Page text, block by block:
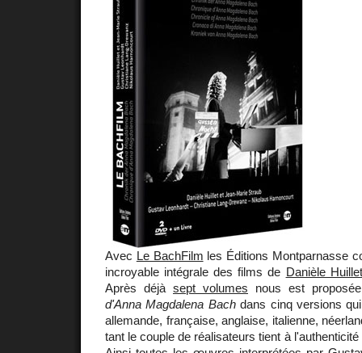
Avec Le BachFilm les Éditions Montparnasse
incroyable intégrale des films de Danièle
Après déjà sept volumes nous est
d'Anna Magdalena Bachdans cinq versions
allemande, française, anglaise, italienne,
tant le couple de réalisateurs tient à